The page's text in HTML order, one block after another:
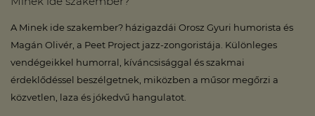
A Minek ide szakember? házigazdái Orosz Gyuri humorista és
Magán Olivér, a Peet Project jazz-zongoristája. Különleges
vendégeikkel humorral, kíváncsisággal és szakmai
érdeklődéssel beszélgetnek, miközben a műsor megőrzi a
közvetlen, laza és jókedvű hangulatot.